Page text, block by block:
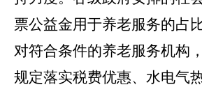
票公益金用于养老服务的占
对符合条件的养老服务机构
规定落实税费优惠、水电气